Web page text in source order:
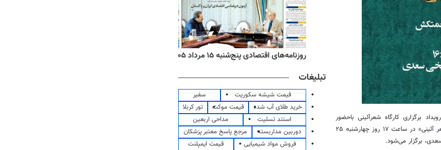
برگزاری کارگاه شعرآئینی باحضور
در شعر آئینی» در ساعت ۱۷ روز چهارشنبه ۲۵
برگزار می‌شود.
ورزشی پنج‌شنبه ۱۵ مرداد ۱۴۰۵ روزنامه‌های اقتصادی پنج‌شنبه ۱۵ مرداد ۱۴۰۵
تبلیغات
قیمت شیشه سکوریت
سفیر
خرید طلای آب شده
قیمت موکت
تور کربلا
استند تسلیت
مداحی اربعین
دوربین مداربسته
مرجع پاسخ معتبر پزشکان
فروش مواد شیمیایی
قیمت ایمپلنت